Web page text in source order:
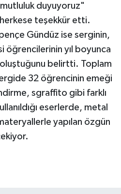
mutluluk duyuyoruz"
teşekkür etti.
Gündüz ise serginin,
öğrencilerinin yıl boyunca
oluştuğunu belirtti. Toplam
32 öğrencinin emeği
sgraffito gibi farklı
eserlerde, metal
yapılan özgün